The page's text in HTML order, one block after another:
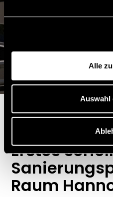
Alle
Auswahl
Hannover
Erstes
Raum